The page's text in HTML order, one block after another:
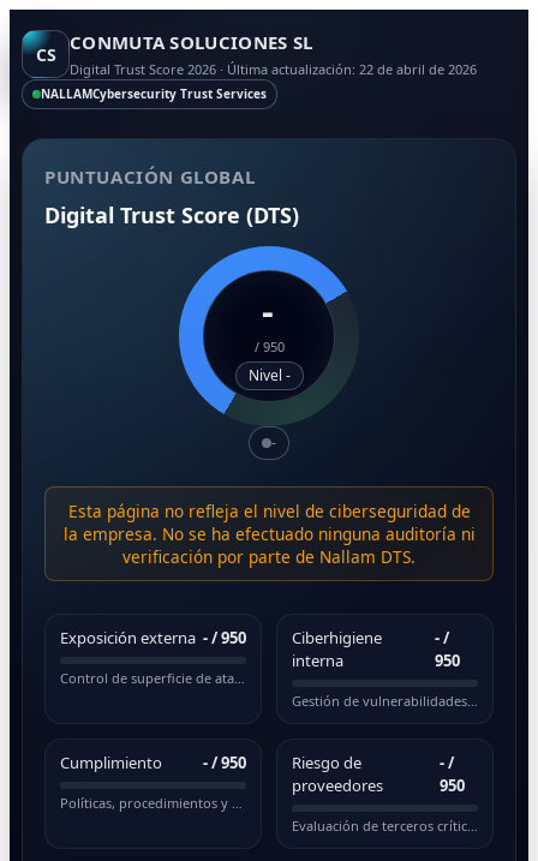
CS CONMUTA SOLUCIONES SL
Digital Trust Score 2026 · Última actualización: 22 de abril de 2026
NALLAMCybersecurity Trust Services
PUNTUACIÓN GLOBAL
Digital Trust Score (DTS)
-
/ 950
Nivel -
-
Esta página no refleja el nivel de ciberseguridad de
la empresa. No se ha efectuado ninguna auditoría ni
verificación por parte de Nallam DTS.
Exposición externa -/ 950
Control de superficie de ataque pública
Ciberhigiene
interna
-/
950
Gestión de vulnerabilidades y actualizaciones
Cumplimiento -/ 950
Políticas, procedimientos y normativas
Riesgo de
proveedores
-/
950
Evaluación de terceros críticos